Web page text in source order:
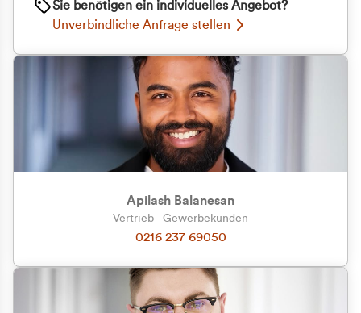
Zu welcher Kundengruppe
gehören Sie?
Privatkunde (inkl. MwSt.)
Sie benötigen ein individuelles Angebot?
Unverbindliche Anfrage stellen
Apilash Balanesan
Vertrieb - Gewerbekunden
0216 237 69050